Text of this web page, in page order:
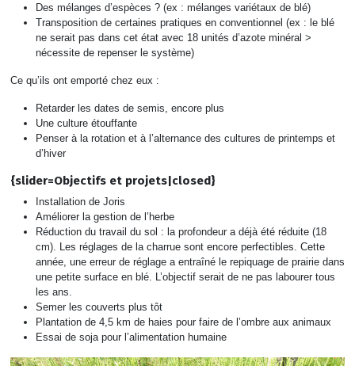
Des mélanges d’espèces ? (ex : mélanges variétaux de blé)
Transposition de certaines pratiques en conventionnel (ex : le blé
ne serait pas dans cet état avec 18 unités d’azote minéral >
nécessite de repenser le système)
Ce qu’ils ont emporté chez eux :
Retarder les dates de semis, encore plus
Une culture étouffante
Penser à la rotation et à l’alternance des cultures de printemps et
d’hiver
{slider=Objectifs et projets|closed}
Installation de Joris
Améliorer la gestion de l’herbe
Réduction du travail du sol : la profondeur a déjà été réduite (18
cm). Les réglages de la charrue sont encore perfectibles. Cette
année, une erreur de réglage a entraîné le repiquage de prairie dans
une petite surface en blé. L’objectif serait de ne pas labourer tous
les ans.
Semer les couverts plus tôt
Plantation de 4,5 km de haies pour faire de l’ombre aux animaux
Essai de soja pour l’alimentation humaine